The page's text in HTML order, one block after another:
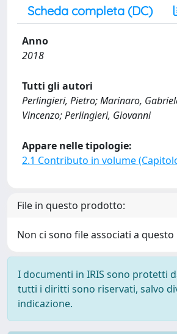
Scheda completa (DC)
Anno
2018
Tutti gli autori
Perlingieri, Pietro; Marinaro,
Vincenzo; Perlingieri, Giovanni
Appare nelle tipologie:
2.1 Contributo in volume
File in questo prodotto:
Non ci sono file associati a
I documenti in IRIS sono protetti
tutti i diritti sono riservati, salvo
indicazione.